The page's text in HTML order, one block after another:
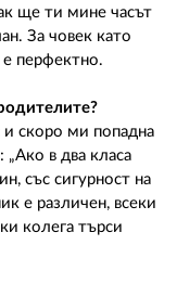
ще ти мине часът
За човек като
перфектно.
скоро ми попадна
в два класа
със сигурност на
е различен, всеки
колега търси